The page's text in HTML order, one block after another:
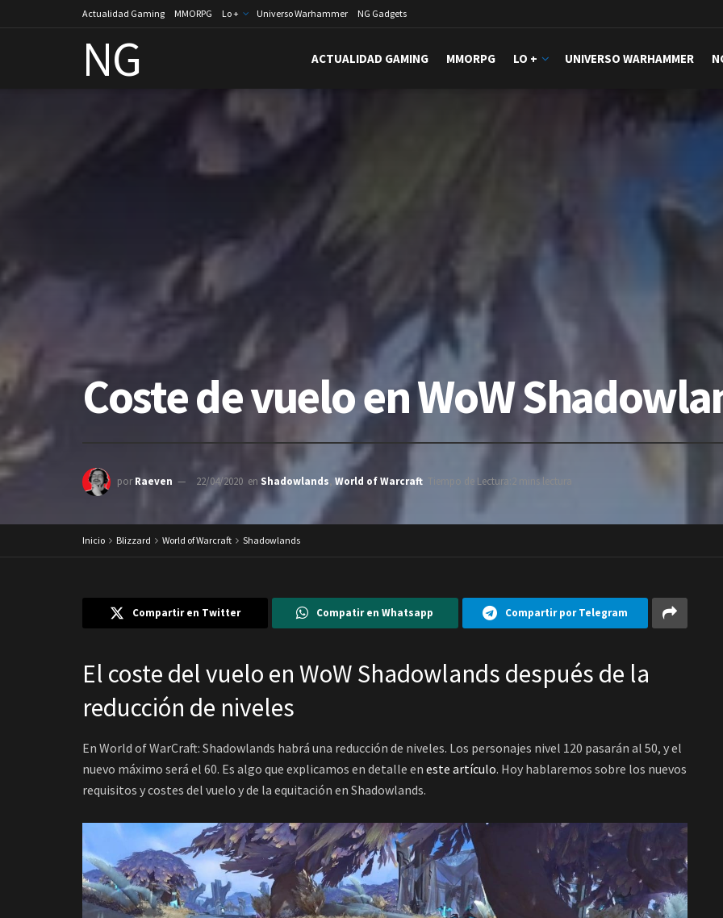
Actualidad Gaming MMORPG Lo + Universo Warhammer NG Gadgets
NG ACTUALIDAD GAMING MMORPG LO + UNIVERSO WARHAMMER
Coste de vuelo en WoW
por Raeven 22/04/2020 en Shadowlands, World of Warcraft Tiempo de Lectura:2 mins lectura
Inicio Blizzard World of Warcraft Shadowlands
Compartir en Twitter Compatir en Whatsapp Compartir por Telegram
El coste del vuelo en WoW Shadowlands después de la
reducción de niveles
En World of WarCraft: Shadowlands habrá una reducción de niveles. Los personajes nivel 120 pasarán al 50, y el
nuevo máximo será el 60. Es algo que explicamos en detalle en este artículo. Hoy hablaremos sobre los nuevos
requisitos y costes del vuelo y de la equitación en Shadowlands.